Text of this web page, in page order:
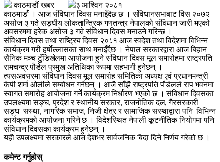
काठमाडौं खबर
३ आश्विन २०८१
काठमाडौं । आज संविधान दिवस मनाइँदैछ छ । संविधानसभाबाट विस २०७२
असोज ३ गते सङ्घीय लोकतान्त्रिक गणतन्त्र नेपालको संविधान जारी भएको
अवसरममा हरेक असोज ३ गते संविधान दिवस मनाउने गरिन्छ ।
संविधान दिवस तथा राष्ट्रिय दिवस २०८१ आज स्वदेश तथा विदेशमा विभिन्न
कार्यक्रम गरी हर्षाेल्लासका साथ मनाइँदैछ । नेपाल सरकारद्वारा आज बिहान
सैनिक मञ्च टुँडिखेलमा आयोजना हुने संविधान दिवस मूल समारोहमा राष्ट्रपति
रामचन्द्र पौडेल प्रमुख अतिथिका रूपमा सहभागी हुनेछन् ।
त्यसअवसरमा संविधान दिवस मूल समारोह समितिका अध्यक्ष एवं प्रधानमन्त्री
केपी शर्मा ओलीले सम्बोधन गर्नेछन् । आजै साँझै राष्ट्रपति पौडेलले राप भवनमा
स्वागत समारोह आयोजना गर्ने कार्यक्रम निर्धारण भएको छ । संविधान दिवसका
उपलक्ष्यमा सङ्घ, प्रदेश र स्थानीय सरकार, राजनीतिक दल, गैरसरकारी
सङ्घ–संस्था, नागरिक समाज, निजी क्षेत्र र सामाजिक संस्थाद्वारा पनि विभिन्न
कार्यक्रमको आयोजना गरिने छ । विदेशस्थित नेपाली कूटनीतिक नियोगमा पनि
संविधान दिवसका कार्यक्रम हुनेछन् ।
यही उपलक्ष्यमा सरकारले आज देशभर सार्वजनिक बिदा दिने निर्णय गरेको छ ।
कमेन्ट गर्नुहोस्